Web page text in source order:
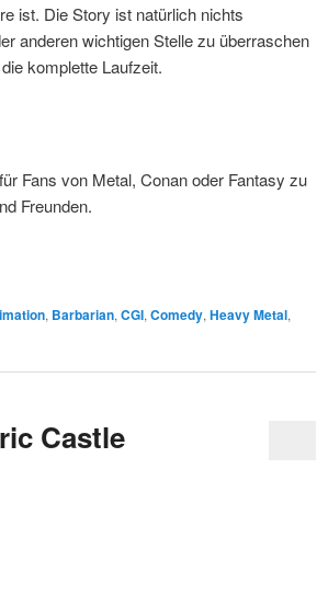
ist. Die Story ist natürlich nichts
anderen wichtigen Stelle zu überraschen
komplette Laufzeit.
Fans von Metal, Conan oder Fantasy zu
Freunden.
, Barbarian, CGI, Comedy, Heavy Metal,
Castle